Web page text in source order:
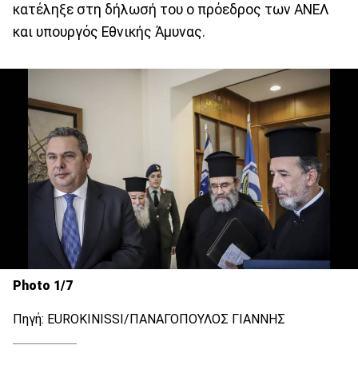
κατέληξε στη δήλωσή του ο πρόεδρος των ΑΝΕΛ
και υπουργός Εθνικής Άμυνας.
Photo 1/7
Πηγή: EUROKINISSI/ΠΑΝΑΓΟΠΟΥΛΟΣ ΓΙΑΝΝΗΣ